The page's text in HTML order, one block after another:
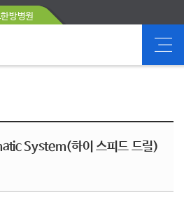
방병원
System(하이 스피드 드릴)